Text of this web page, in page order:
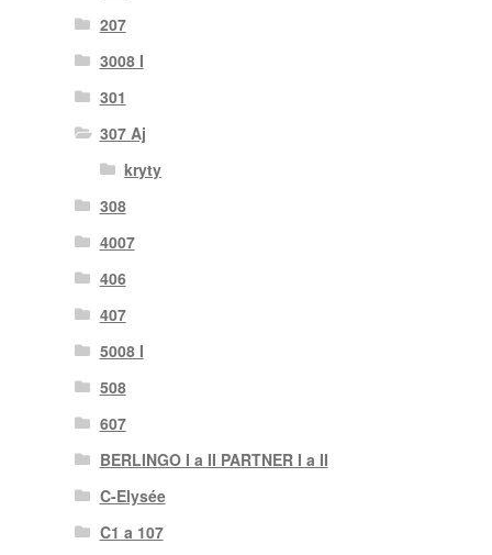
207
3008 I
301
307 Aj
kryty
308
4007
406
407
5008 I
508
607
BERLINGO I a II PARTNER I a II
C-Elysée
C1 a 107